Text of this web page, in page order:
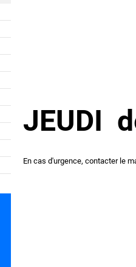
JEUDI
En cas d'urgence, contacter le